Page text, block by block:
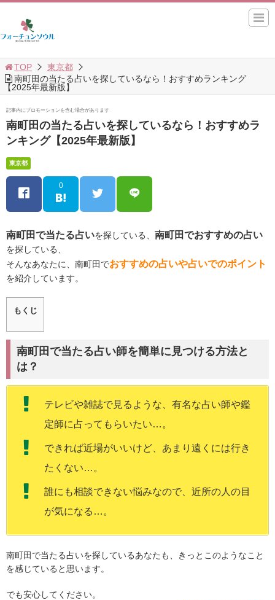
TOP
東京都
南町田の当たる占いを探しているなら！おすすめランキング
【2025年最新版】
記事内にプロモーションを含む場合があります
南町田の当たる占いを探しているなら！おすすめラ
ンキング【2025年最新版】
東京都
0
南町田で当たる占いを探している、 南町田でおすすめの占い
を探している、
そんなあなたに、南町田でおすすめの占いや占いでのポイント
を紹介しています。
もくじ
南町田で当たる占い師を簡単に見つける方法と
は？
テレビや雑誌で見るような、有名な占い師や鑑
定師に占ってもらいたい…。
できれば近場がいいけど、あまり遠くには行き
たくない…。
誰にも相談できない悩みなので、近所の人の目
が気になる…。
南町田で当たる占いを探しているあなたも、きっとこのようなこと
を感じていると思います。
でも安心してください。